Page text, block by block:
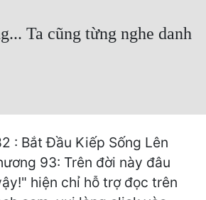
Ta cũng từng nghe danh
: Bắt Đầu Kiếp Sống Lên
93: Trên đời này đâu
hiện chỉ hỗ trợ đọc trên